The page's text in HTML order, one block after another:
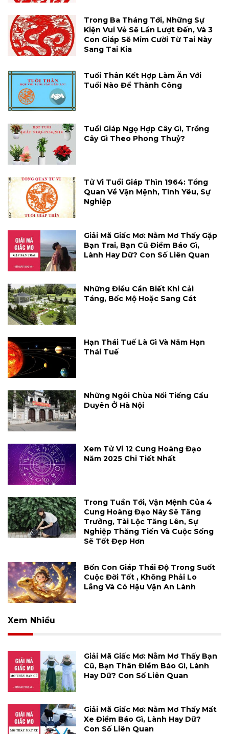
Trong Ba Tháng Tới, Những Sự
Kiện Vui Vẻ Sẽ Lần Lượt Đến, Và 3
Con Giáp Sẽ Mỉm Cười Từ Tai Này
Sang Tai Kia
Tuổi Thân Kết Hợp Làm Ăn Với
Tuổi Nào Để Thành Công
Tuổi Giáp Ngọ Hợp Cây Gì, Trồng
Cây Gì Theo Phong Thuỷ?
Tử Vi Tuổi Giáp Thìn 1964: Tổng
Quan Về Vận Mệnh, Tình Yêu, Sự
Nghiệp
Giải Mã Giấc Mơ: Nằm Mơ Thấy Gặp
Bạn Trai, Bạn Cũ Điềm Báo Gì,
Lành Hay Dữ? Con Số Liên Quan
Những Điều Cần Biết Khi Cải
Táng, Bốc Mộ Hoặc Sang Cát
Hạn Thái Tuế Là Gì Và Năm Hạn
Thái Tuế
Những Ngôi Chùa Nổi Tiếng Cầu
Duyên Ở Hà Nội
Xem Tử Vi 12 Cung Hoàng Đạo
Năm 2025 Chi Tiết Nhất
Trong Tuần Tới, Vận Mệnh Của 4
Cung Hoàng Đạo Này Sẽ Tăng
Trưởng, Tài Lộc Tăng Lên, Sự
Nghiệp Thăng Tiến Và Cuộc Sống
Sẽ Tốt Đẹp Hơn
Bốn Con Giáp Thái Độ Trong Suốt
Cuộc Đời Tốt , Không Phải Lo
Lắng Và Có Hậu Vận An Lành
Xem Nhiều
Giải Mã Giấc Mơ: Nằm Mơ Thấy Bạn
Cũ, Bạn Thân Điềm Báo Gì, Lành
Hay Dữ? Con Số Liên Quan
Giải Mã Giấc Mơ: Nằm Mơ Thấy Mất
Xe Điềm Báo Gì, Lành Hay Dữ?
Con Số Liên Quan